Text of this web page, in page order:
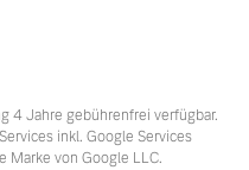
4 Jahre gebührenfrei verfügbar.
inkl. Google Services
Marke von Google LLC.